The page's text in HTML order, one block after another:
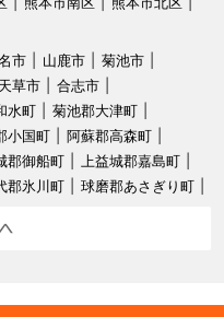
市 山鹿市
菊池市
天草市
合志市
水町
菊池郡大津町
小国町
阿蘇郡高森町
郡御船町
上益城郡嘉島町
郡氷川町 球磨郡あさぎり町